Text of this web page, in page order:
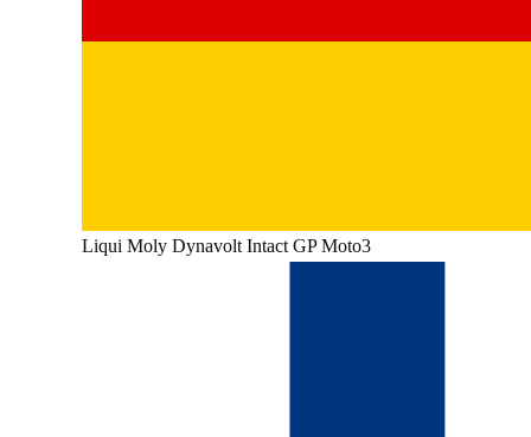
Liqui Moly Dynavolt Intact GP Moto3